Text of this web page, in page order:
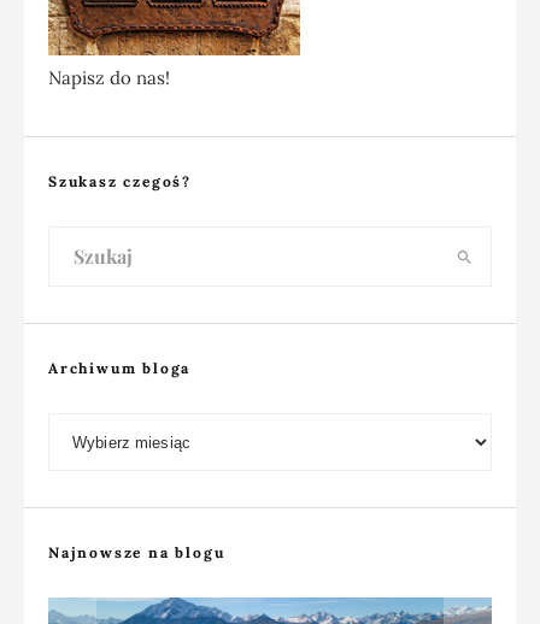
Napisz do nas!
Szukasz czegoś?
Archiwum bloga
Najnowsze na blogu